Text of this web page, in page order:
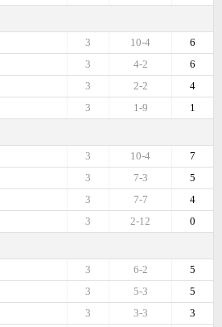
6
10-4
3
6
4-2
3
4
2-2
3
1
1-9
3
7
10-4
3
5
7-3
3
4
7-7
3
0
2-12
3
5
6-2
3
5
5-3
3
3
3-3
3